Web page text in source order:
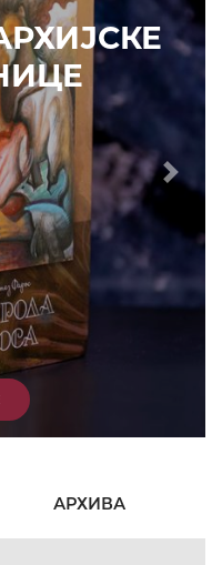
одговор Жељку
Епископу
секта -
Максим у посети
и апелује на
сигурност за све